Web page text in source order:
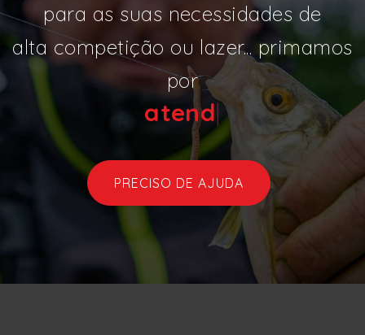
para as suas necessidades de
alta competição ou lazer... primamos
por
a|
PRECISO DE AJUDA